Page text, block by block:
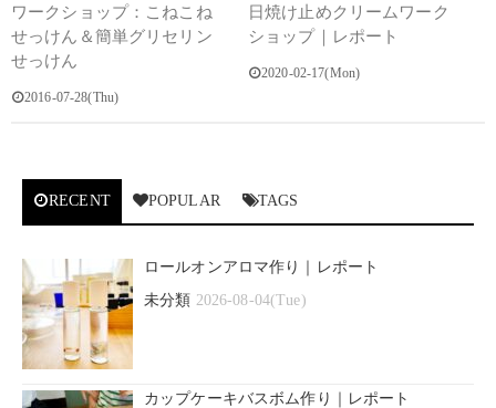
ワークショップ：こねこね
せっけん＆簡単グリセリン
せっけん
2016-07-28(Thu)
日焼け止めクリームワーク
ショップ｜レポート
2020-02-17(Mon)
RECENT POPULAR TAGS
ロールオンアロマ作り｜レポート
未分類 2026-08-04(Tue)
カップケーキバスボム作り｜レポート